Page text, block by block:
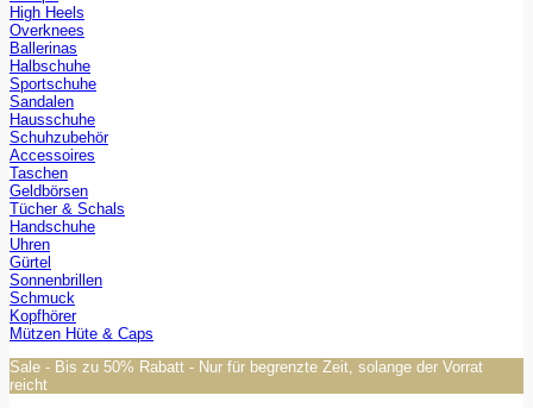
High Heels
Overknees
Ballerinas
Halbschuhe
Sportschuhe
Sandalen
Hausschuhe
Schuhzubehör
Accessoires
Taschen
Geldbörsen
Tücher & Schals
Handschuhe
Uhren
Gürtel
Sonnenbrillen
Schmuck
Kopfhörer
Mützen Hüte & Caps
Sale - Bis zu 50% Rabatt - Nur für begrenzte Zeit, solange der Vorrat
reicht